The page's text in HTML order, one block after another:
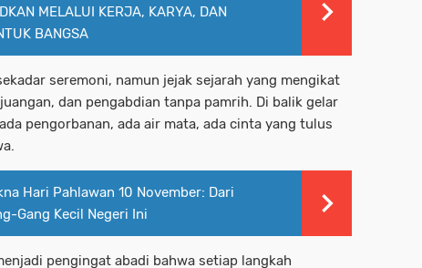
MELALUI KERJA, KARYA, DAN
BANGSA
seremoni, namun jejak sejarah yang mengikat
dan pengabdian tanpa pamrih. Di balik gelar
pengorbanan, ada air mata, ada cinta yang tulus
Hari Pahlawan 10 November: Dari
Gang Kecil Negeri Ini
pengingat abadi bahwa setiap langkah